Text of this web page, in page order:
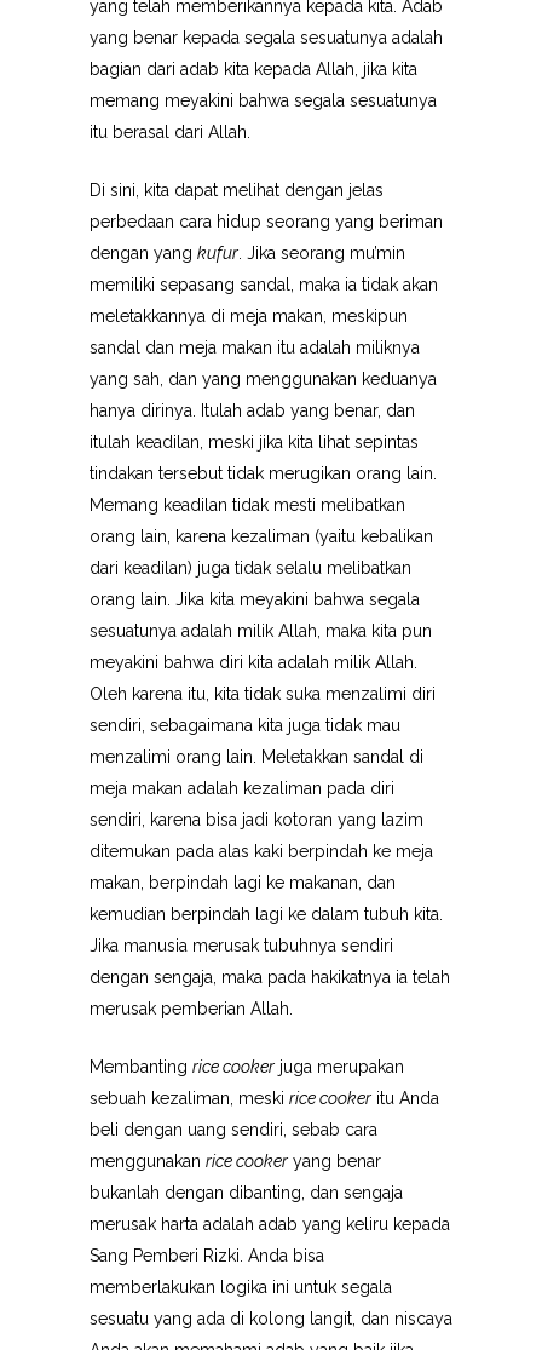
yang telah memberikannya kepada kita. Adab
yang benar kepada segala sesuatunya adalah
bagian dari adab kita kepada Allah, jika kita
memang meyakini bahwa segala sesuatunya
itu berasal dari Allah.
Di sini, kita dapat melihat dengan jelas
perbedaan cara hidup seorang yang beriman
dengan yang kufur . Jika seorang mu’min
memiliki sepasang sandal, maka ia tidak akan
meletakkannya di meja makan, meskipun
sandal dan meja makan itu adalah miliknya
yang sah, dan yang menggunakan keduanya
hanya dirinya. Itulah adab yang benar, dan
itulah keadilan, meski jika kita lihat sepintas
tindakan tersebut tidak merugikan orang lain.
Memang keadilan tidak mesti melibatkan
orang lain, karena kezaliman (yaitu kebalikan
dari keadilan) juga tidak selalu melibatkan
orang lain. Jika kita meyakini bahwa segala
sesuatunya adalah milik Allah, maka kita pun
meyakini bahwa diri kita adalah milik Allah.
Oleh karena itu, kita tidak suka menzalimi diri
sendiri, sebagaimana kita juga tidak mau
menzalimi orang lain. Meletakkan sandal di
meja makan adalah kezaliman pada diri
sendiri, karena bisa jadi kotoran yang lazim
ditemukan pada alas kaki berpindah ke meja
makan, berpindah lagi ke makanan, dan
kemudian berpindah lagi ke dalam tubuh kita.
Jika manusia merusak tubuhnya sendiri
dengan sengaja, maka pada hakikatnya ia telah
merusak pemberian Allah.
Membanting rice cooker juga merupakan
sebuah kezaliman, meski rice cooker itu Anda
beli dengan uang sendiri, sebab cara
menggunakan rice cooker yang benar
bukanlah dengan dibanting, dan sengaja
merusak harta adalah adab yang keliru kepada
Sang Pemberi Rizki. Anda bisa
memberlakukan logika ini untuk segala
sesuatu yang ada di kolong langit, dan niscaya